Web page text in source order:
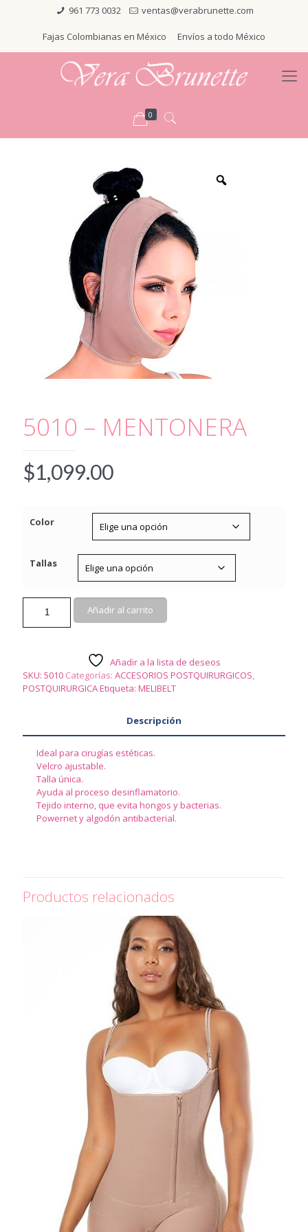
961 773 0032 ventas@verabrunette.com
Fajas Colombianas en México Envíos a todo México
0
5010 – MENTONERA
$1,099.00
Color
Tallas
MENTONERA
Añadir al carrito
Añadir a la lista de deseos
SKU: 5010 Categorías: ACCESORIOS POSTQUIRURGICOS,
POSTQUIRURGICAEtiqueta: MELIBELT
Descripción
Ideal para cirugías estéticas.
Velcro ajustable.
Talla única.
Ayuda al proceso desinflamatorio.
Tejido interno, que evita hongos y bacterias.
Powernet y algodón antibacterial.
Productos relacionados